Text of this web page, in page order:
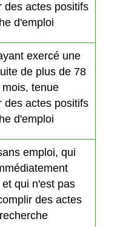
des actes positifs
d'emploi
exercé une
de plus de 78
tenue
des actes positifs
d'emploi
emploi, qui
qui n'est pas
des actes